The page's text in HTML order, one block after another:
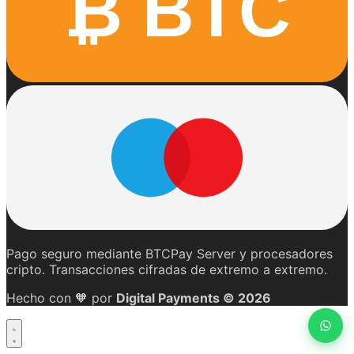
Pago seguro mediante BTCPay Server y procesadores
cripto. Transacciones cifradas de extremo a extremo.
Hecho con 🧡 por Digital Payments © 2026